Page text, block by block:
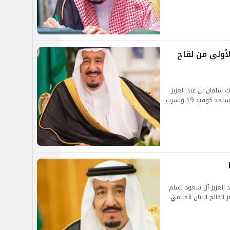
من لقاح
سلمان بن عبد العزيز
آل سعود الجرعة الأولى من لقاح فيروس كورونا المستجد كوفيد 19 ونشرت
العزيز آل سعود تسلم
البيان الختامي